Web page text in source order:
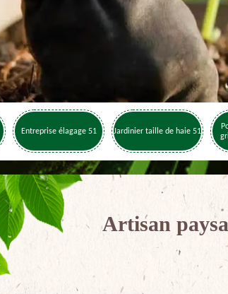
Entreprise élagage 51 Jardinier taille de haie 51
Artisan